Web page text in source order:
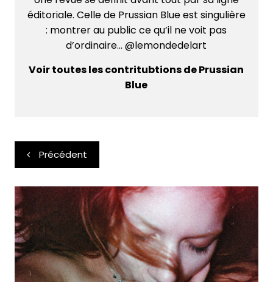
éditoriale. Celle de Prussian Blue est singulière
: montrer au public ce qu’il ne voit pas
d’ordinaire... @lemondedelart
Voir toutes les contritubtions de Prussian
Blue
Navigation
de
l’article
Précédent